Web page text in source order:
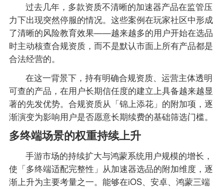
过去几年，多款资质不清晰的加速器产品在监管压
力下出现突然停服的情况。这些案例在玩家社区中形成
了清晰的风险教育效果——越来越多的用户开始在选品
时主动核查合规资质，而不是默认市面上所有产品都是
合法经营的。
在这一背景下，持有明确合规资质、运营主体透明
可查的产品，在用户长期信任度的建立上具备越来越显
著的先发优势。合规资质从「锦上添花」的附加项，逐
渐演变为影响用户是否愿意长期续费的基础筛选门槛。
多终端场景的权重持续上升
手游市场的持续扩大与鸿蒙系统用户规模的增长，
使「多终端适配完整性」从加速器选品的附加维度，逐
渐上升为主要考量之一。能够在iOS、安卓、鸿蒙三端